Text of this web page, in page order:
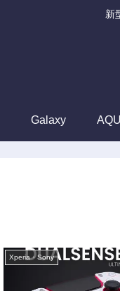
新
Galaxy
Xperia・Sony